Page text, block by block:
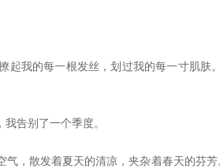
我的每一根发丝，划过我的每一寸肌肤
告别了一个季度。
，散发着夏天的清凉，夹杂着春天的芬